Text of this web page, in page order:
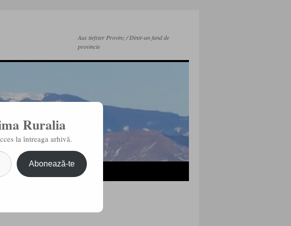
Aus tiefster Provinz / Dintr-un fund de
provincie
Intenţia acestui blog
Ruralia
la întreaga arhivă.
Abonează-te